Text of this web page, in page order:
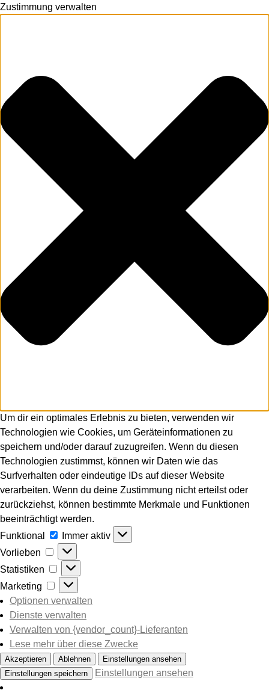
Zustimmung verwalten
Um dir ein optimales Erlebnis zu bieten, verwenden wir
Technologien wie Cookies, um Geräteinformationen zu
speichern und/oder darauf zuzugreifen. Wenn du diesen
Technologien zustimmst, können wir Daten wie das
Surfverhalten oder eindeutige IDs auf dieser Website
verarbeiten. Wenn du deine Zustimmung nicht erteilst oder
zurückziehst, können bestimmte Merkmale und Funktionen
beeinträchtigt werden.
Funktional
Funktional
Immer aktiv
Vorlieben
Vorlieben
Statistiken
Statistiken
Marketing
Marketing
Optionen verwalten
Dienste verwalten
Verwalten von {vendor_count}-Lieferanten
Lese mehr über diese Zwecke
Akzeptieren Ablehnen
Einstellungen ansehen
Einstellungen speichern
Einstellungen ansehen